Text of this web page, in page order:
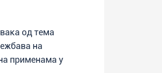
од тема
на
применама у